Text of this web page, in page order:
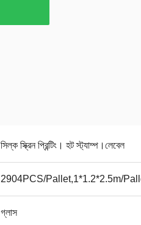
সিল্ক স্ক্রিন প্রিন্টিং। হট স্ট্যাম্প।লেবেল
2904PCS/Pallet,1*1.2*2.5m/
গ্লাস